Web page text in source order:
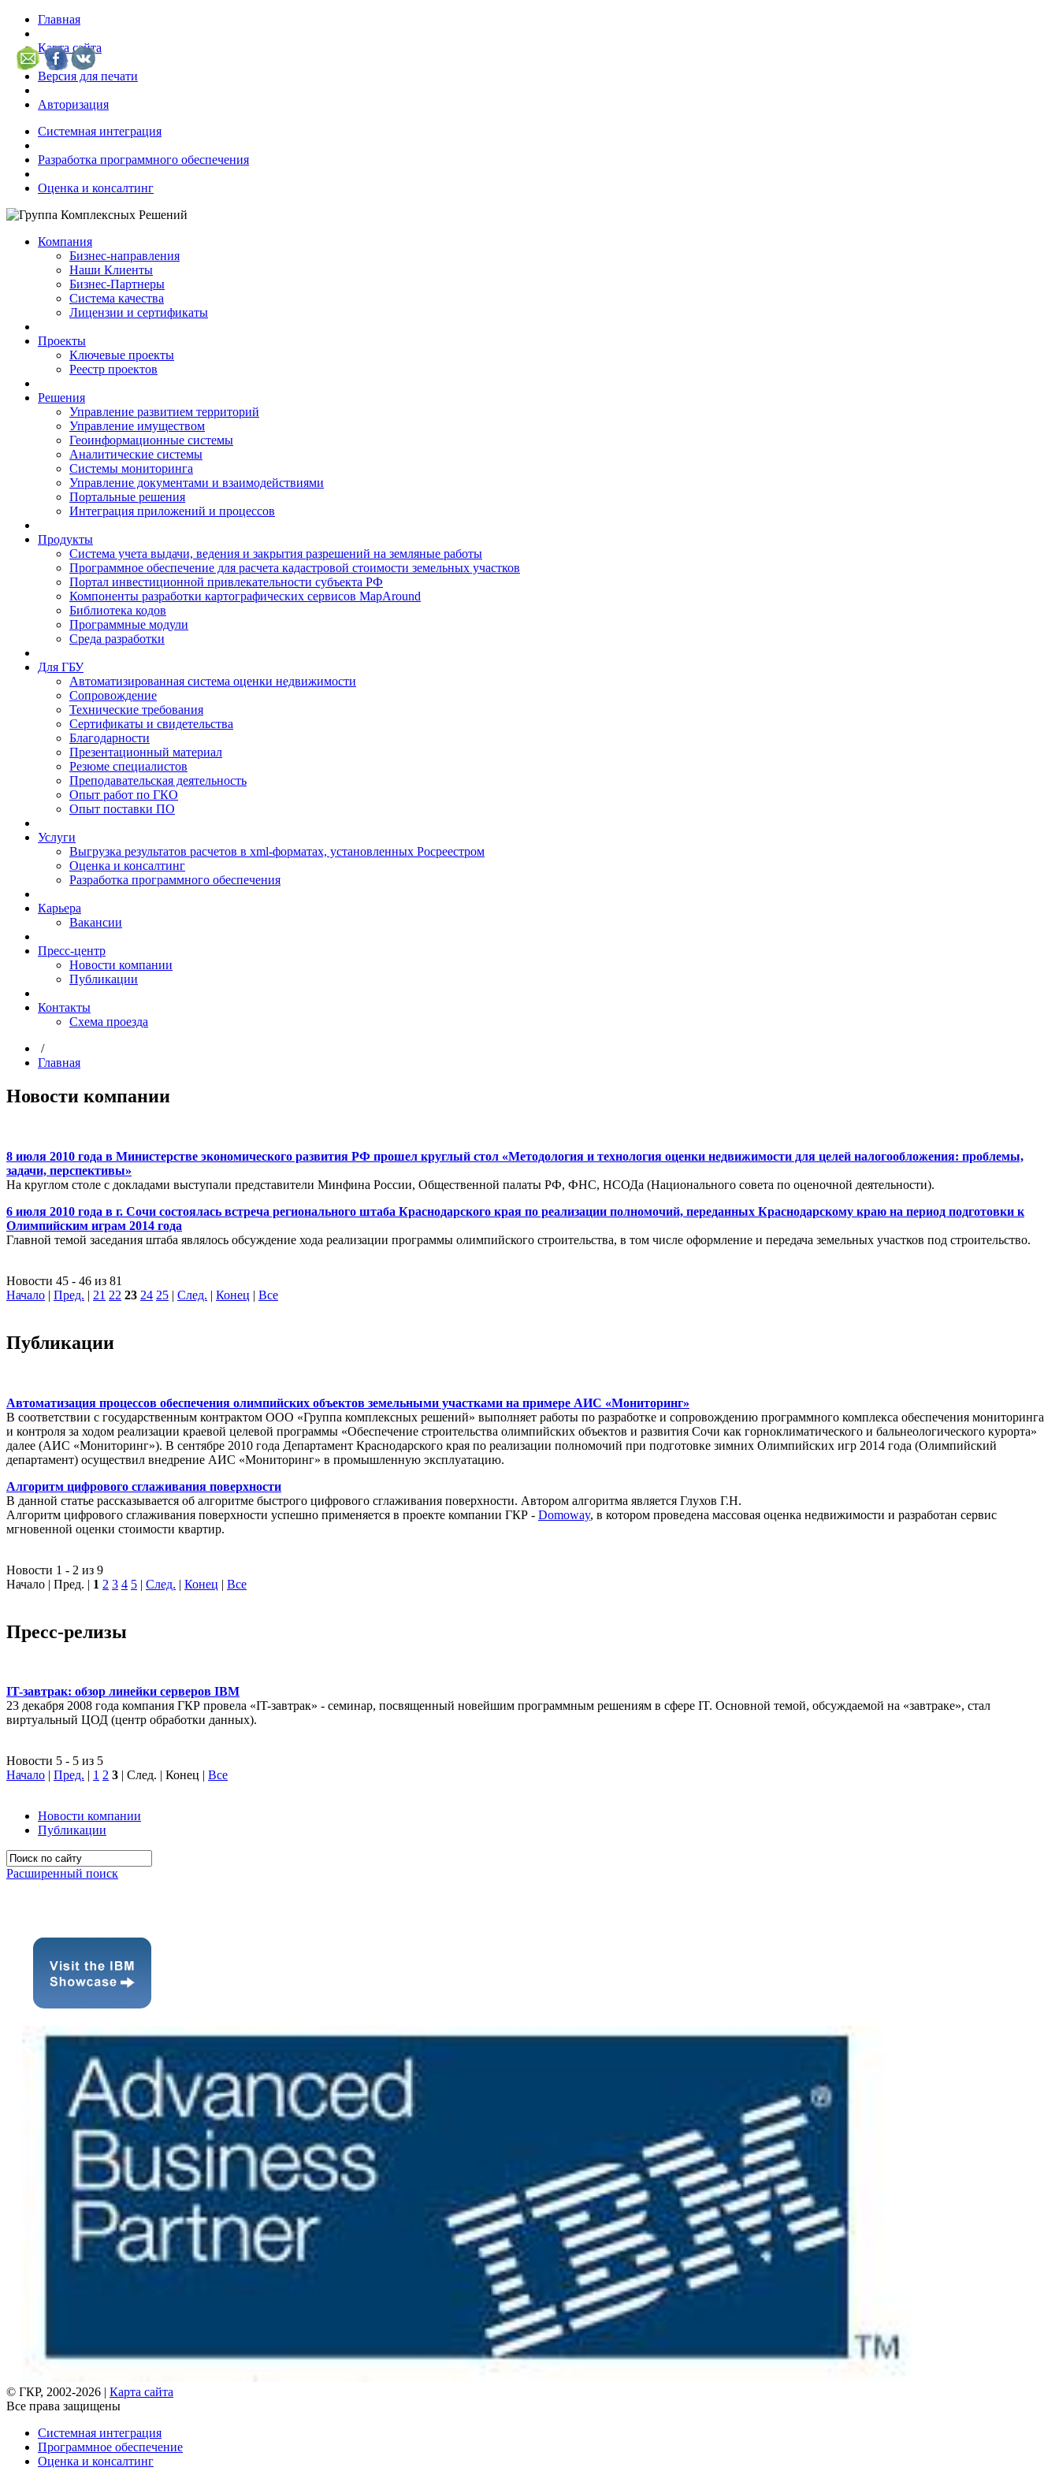
Главная
Карта сайта
Версия для печати
Авторизация
Системная интеграция
Разработка программного обеспечения
Оценка и консалтинг
Компания
Бизнес-направления
Наши Клиенты
Бизнес-Партнеры
Система качества
Лицензии и сертификаты
Проекты
Ключевые проекты
Реестр проектов
Решения
Управление развитием территорий
Управление имуществом
Геоинформационные системы
Аналитические системы
Системы мониторинга
Управление документами и взаимодействиями
Портальные решения
Интеграция приложений и процессов
Продукты
Система учета выдачи, ведения и закрытия разрешений на земляные работы
Программное обеспечение для расчета кадастровой стоимости земельных участков
Портал инвестиционной привлекательности субъекта РФ
Компоненты разработки картографических сервисов MapAround
Библиотека кодов
Программные модули
Среда разработки
Для ГБУ
Автоматизированная система оценки недвижимости
Сопровождение
Технические требования
Сертификаты и свидетельства
Благодарности
Презентационный материал
Резюме специалистов
Преподавательская деятельность
Опыт работ по ГКО
Опыт поставки ПО
Услуги
Выгрузка результатов расчетов в xml-форматах, установленных Росреестром
Оценка и консалтинг
Разработка программного обеспечения
Карьера
Вакансии
Пресс-центр
Новости компании
Публикации
Контакты
Схема проезда
/
Главная
Новости компании
8 июля 2010 года в Министерстве экономического развития РФ прошел круглый стол «Методология и технология оценки недвижимости для целей налогообложения: проблемы,
задачи, перспективы»
На круглом столе с докладами выступали представители Минфина России, Общественной палаты РФ, ФНС, НСОДа (Национального совета по оценочной деятельности).
6 июля 2010 года в г. Сочи состоялась встреча регионального штаба Краснодарского края по реализации полномочий, переданных Краснодарскому краю на период подготовки к
Олимпийским играм 2014 года
Главной темой заседания штаба являлось обсуждение хода реализации программы олимпийского строительства, в том числе оформление и передача земельных участков под строительство.
Новости 45 - 46 из 81
Начало | Пред. | 21 22 23 24 25 | След. | Конец | Все
Публикации
Автоматизация процессов обеспечения олимпийских объектов земельными участками на примере АИС «Мониторинг»
В соответствии с государственным контрактом ООО «Группа комплексных решений» выполняет работы по разработке и сопровождению программного комплекса обеспечения мониторинга
и контроля за ходом реализации краевой целевой программы «Обеспечение строительства олимпийских объектов и развития Сочи как горноклиматического и бальнеологического курорта»
далее (АИС «Мониторинг»). В сентябре 2010 года Департамент Краснодарского края по реализации полномочий при подготовке зимних Олимпийских игр 2014 года (Олимпийский
департамент) осуществил внедрение АИС «Мониторинг» в промышленную эксплуатацию.
Алгоритм цифрового сглаживания поверхности
В данной статье рассказывается об алгоритме быстрого цифрового сглаживания поверхности. Автором алгоритма является Глухов Г.Н.
Алгоритм цифрового сглаживания поверхности успешно применяется в проекте компании ГКР - Domoway, в котором проведена массовая оценка недвижимости и разработан сервис
мгновенной оценки стоимости квартир.
Новости 1 - 2 из 9
Начало | Пред. | 1 2 3 4 5 | След. | Конец | Все
Пресс-релизы
IT-завтрак: обзор линейки серверов IBM
23 декабря 2008 года компания ГКР провела «IT-завтрак» - семинар, посвященный новейшим программным решениям в сфере IT. Основной темой, обсуждаемой на «завтраке», стал
виртуальный ЦОД (центр обработки данных).
Новости 5 - 5 из 5
Начало | Пред. | 1 2 3 | След. | Конец | Все
Новости компании
Публикации
Расширенный поиск
© ГКР, 2002-2026 | Карта сайта
Все права защищены
Системная интеграция
Программное обеспечение
Оценка и консалтинг